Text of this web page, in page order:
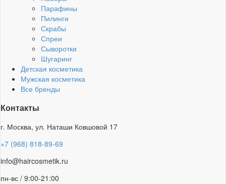
Парафины
Пилинги
Скрабы
Спреи
Сыворотки
Шугаринг
Детская косметика
Мужская косметика
Все бренды
Контакты
г. Москва, ул. Наташи Ковшовой 17
+7 (968) 818-89-69
info@haircosmetik.ru
пн-вс / 9:00-21:00